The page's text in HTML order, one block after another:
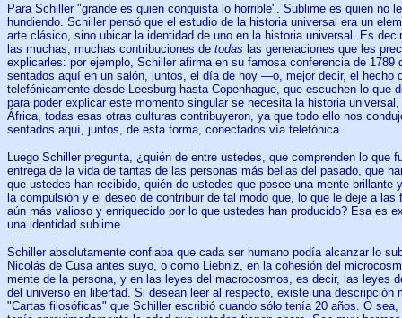
Para Schiller "grande es quien conquista lo horrible". Sublime es quien no
hundiendo. Schiller pensó que el estudio de la historia universal era un
arte clásico, sino ubicar la identidad de uno en la historia universal. Es
las muchas, muchas contribuciones de todas las generaciones que les
explicarles: por ejemplo, Schiller afirma en su famosa conferencia de 1789
sentados aquí en un salón, juntos, el día de hoy —o, mejor decir, el hecho
telefónicamente desde Leesburg hasta Copenhague, que escuchen lo que
para poder explicar este momento singular se necesita la historia
África, todas esas otras culturas contribuyeron, ya que todo ello nos
sentados aquí, juntos, de esta forma, conectados vía telefónica.
Luego Schiller pregunta, ¿quién de entre ustedes, que comprenden lo que
entrega de la vida de tantas de las personas más bellas del pasado, que
que ustedes han recibido, quién de ustedes que posee una mente brillante
la compulsión y el deseo de contribuir de tal modo que, lo que le deje a las
aún más valioso y enriquecido por lo que ustedes han producido? Esa es
una identidad sublime.
Schiller absolutamente confiaba que cada ser humano podía alcanzar lo
Nicolás de Cusa antes suyo, o como Liebniz, en la cohesión del
mente de la persona, y en las leyes del macrocosmos, es decir, las leyes
del universo en libertad. Si desean leer al respecto, existe una descripción
"Cartas filosóficas" que Schiller escribió cuando sólo tenía 20 años. O